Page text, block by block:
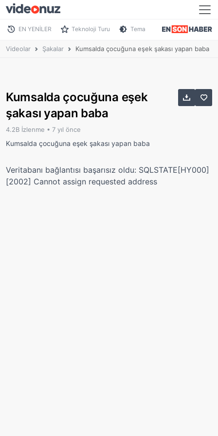
EN YENİLER Teknoloji Turu Tema
Videolar Şakalar Kumsalda çocuğuna eşek şakası yapan baba
Kumsalda çocuğuna eşek
şakası yapan baba
4.2B İzlenme • 7 yıl önce
Kumsalda çocuğuna eşek şakası yapan baba
Veritabanı bağlantısı başarısız oldu: SQLSTATE[HY000]
[2002] Cannot assign requested address